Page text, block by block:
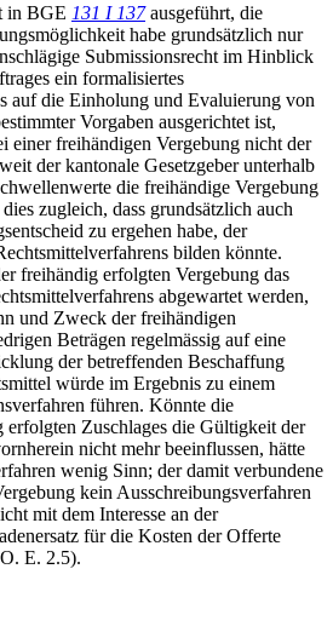
in BGE 131 I 137ausgeführt, die
habe grundsätzlich nur
Submissionsrecht im Hinblick
ein formalisiertes
auf die Einholung und Evaluierung von
Vorgaben ausgerichtet ist,
einer freihändigen Vergebung nicht der
der kantonale Gesetzgeber unterhalb
die freihändige Vergebung
zugleich, dass grundsätzlich auch
zu ergehen habe, der
bilden könnte.
freihändig erfolgten Vergebung das
abgewartet werden,
und Zweck der freihändigen
Beträgen regelmässig auf eine
der betreffenden Beschaffung
würde im Ergebnis zu einem
führen. Könnte die
erfolgten Zuschlages die Gültigkeit der
nicht mehr beeinflussen, hätte
wenig Sinn; der damit verbundene
kein Ausschreibungsverfahren
mit dem Interesse an der
für die Kosten der Offerte
E. 2.5).